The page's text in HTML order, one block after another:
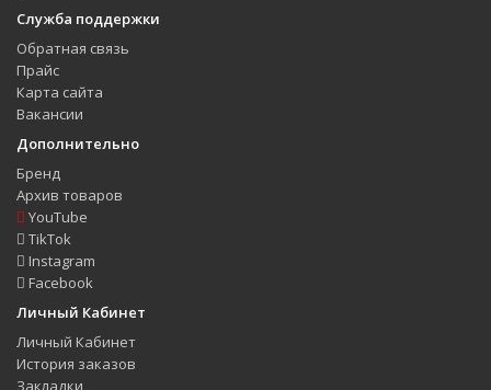
Служба поддержки
Обратная связь
Прайс
Карта сайта
Вакансии
Дополнительно
Бренд
Архив товаров
YouTube
TikTok
Instagram
Facebook
Личный Кабинет
Личный Кабинет
История заказов
Закладки